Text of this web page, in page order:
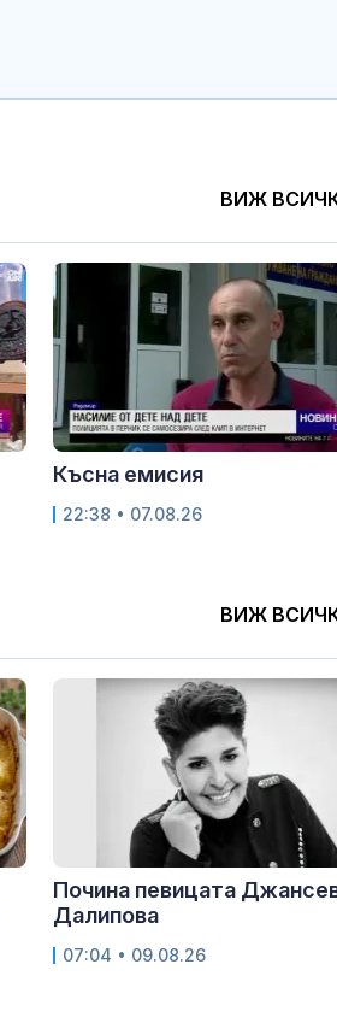
няма да се
ВИЖ
Късна емисия
22:38 • 07.08.26
ВИЖ
Почина певицата
Далипова
07:04 • 09.08.26